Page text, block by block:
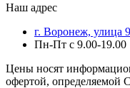
Наш адрес
г. Воронеж, улица
Пн-Пт с 9.00-19.00
Цены носят
офертой, определяемой